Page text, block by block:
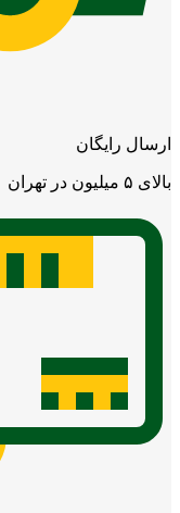
ارسال رایگان
بالای ۵ میلیون در تهران